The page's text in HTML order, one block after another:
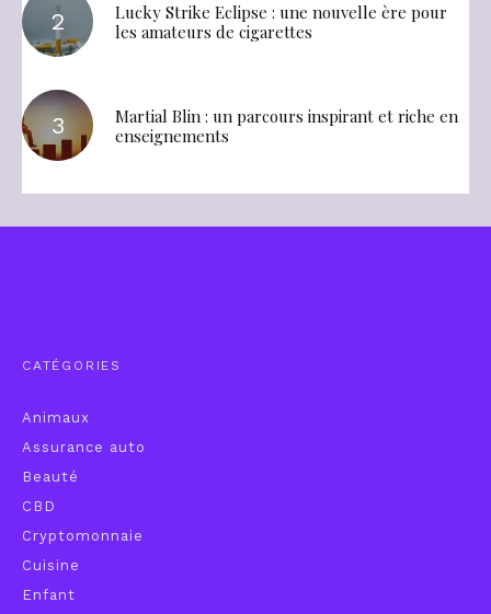
Lucky Strike Eclipse : une nouvelle ère pour
les amateurs de cigarettes
Martial Blin : un parcours inspirant et riche en
enseignements
CATÉGORIES
Animaux
Assurance auto
Beauté
CBD
Cryptomonnaie
Cuisine
Enfant